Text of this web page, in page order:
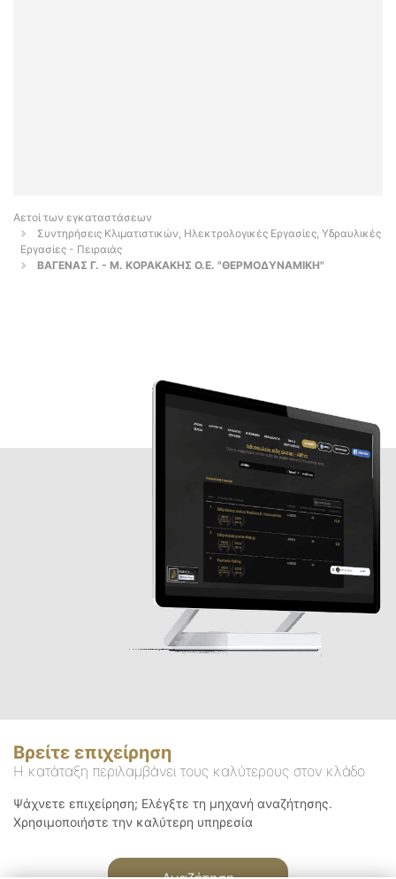
Αετοί των εγκαταστάσεων
Συντηρήσεις Κλιματιστικών, Ηλεκτρολογικές Εργασίες, Υδραυλικές
Εργασίες - Πειραιάς
ΒΑΓΕΝΑΣ Γ. - Μ. ΚΟΡΑΚΑΚΗΣ Ο.Ε. "ΘΕΡΜΟΔΥΝΑΜΙΚΗ"
Βρείτε επιχείρηση
Η κατάταξη περιλαμβάνει τους καλύτερους στον κλάδο
Ψάχνετε επιχείρηση; Ελέγξτε τη μηχανή αναζήτησης.
Χρησιμοποιήστε την καλύτερη υπηρεσία